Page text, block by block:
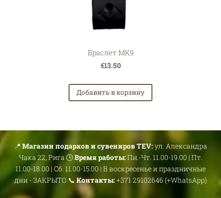
Браслет MK9
€13.50
Добавить в корзину
📍 Магазин подарков и сувениров TEV:ул. Александра
Чака 22, Рига 🕒Время работы:Пн.-Чт. 11.00-19.00 | Пт.
11.00-18.00 | Сб. 11.00-15.00 | В воскресенье и праздничные
дни - ЗАКРЫТО 📞 Контакты:+371 29102646 (+WhatsApp)